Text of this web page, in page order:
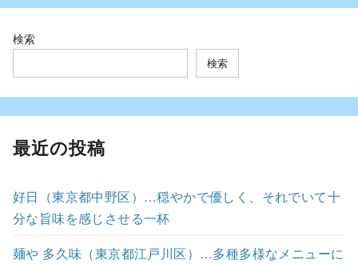
検索
検索
最近の投稿
好日（東京都中野区）…穏やかで優しく、それでいて十
分な旨味を感じさせる一杯
麺や 多久味（東京都江戸川区）…多種多様なメニューに